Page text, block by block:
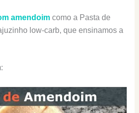
amendoimcomo a Pasta de
low-carb, que ensinamos a